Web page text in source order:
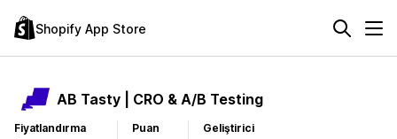
Shopify App Store
AB Tasty | CRO & A/B Testing
Fiyatlandırma
Puan
Geliştirici